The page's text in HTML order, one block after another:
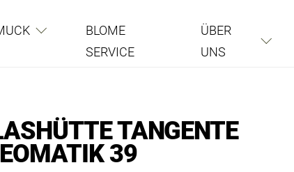
BLOME
SERVICE
ÜBER
UNS
TANGENTE
39